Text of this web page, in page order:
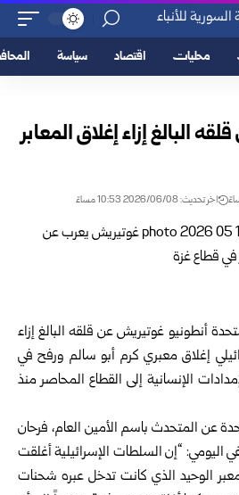
محليات اقتصاد سياسة
البالغ إزاء إغلاق المعابر
اخر تحديث: 2026/06/08 10:53 مساءً
أنطونيو غوتيريش عن قلقه البالغ إزاء
إغلاق معبري كرم أبو سالم ورفح في
الإنسانية إلى القطاع المحاصر منذ
عن المتحدث باسم الأمين العام، فرحان
“إن السلطات الإسرائيلية أغلقت
الوحيد الذي كانت تدخل عبره شحنات